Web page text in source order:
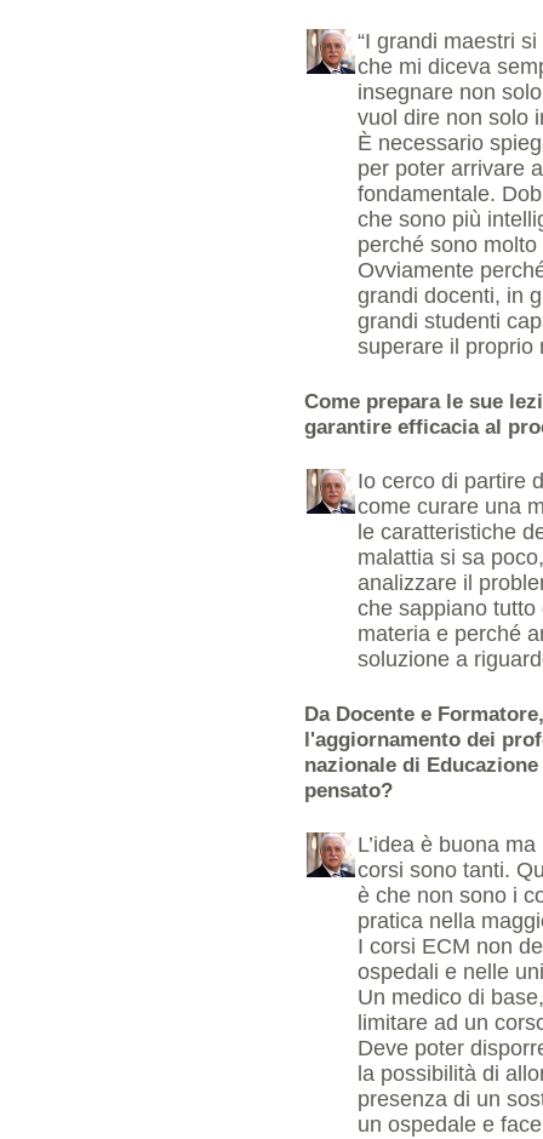
“I grandi maestri
che mi diceva
insegnare non
vuol dire non solo
È necessario
per poter arrivare
fondamentale.
che sono più
perché sono
Ovviamente
grandi docenti, in
grandi studenti
superare il proprio
Come prepara le sue
garantire efficacia al
Io cerco di partire
come curare una
le caratteristiche
malattia si sa
analizzare il
che sappiano
materia e perché
soluzione a
Da Docente e
l'aggiornamento dei
nazionale di
pensato?
L’idea è buona
corsi sono tanti.
è che non sono i
pratica nella
I corsi ECM non
ospedali e nelle
Un medico di
limitare ad un
Deve poter
la possibilità di
presenza di un
un ospedale e